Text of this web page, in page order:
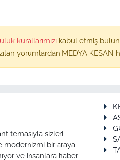
kurallarımızı kabul etmiş
yorumlardan MEDYA
temasıyla sizleri
modernizmi bir araya
ve insanlara haber